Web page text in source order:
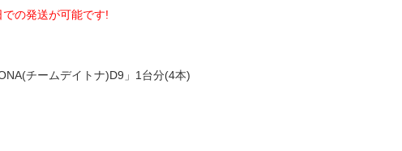
の発送が可能です!
チームデイトナ)D9」1台分(4本)